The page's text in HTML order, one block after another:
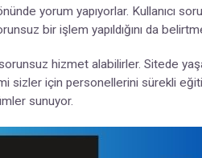
yorum yapıyorlar. Kullanıcı
bir işlem yapıldığını da
hizmet alabilirler. Sitede
sizler için personellerini sürekli
sunuyor.